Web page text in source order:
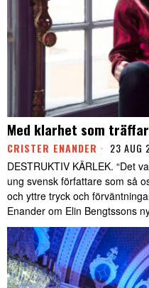
Med klarhet som
CRISTER ENANDER 23 AUG
DESTRUKTIV KÄRLEK. “Det
ung svensk författare som så
och yttre tryck och
Enander om Elin Bengtssons